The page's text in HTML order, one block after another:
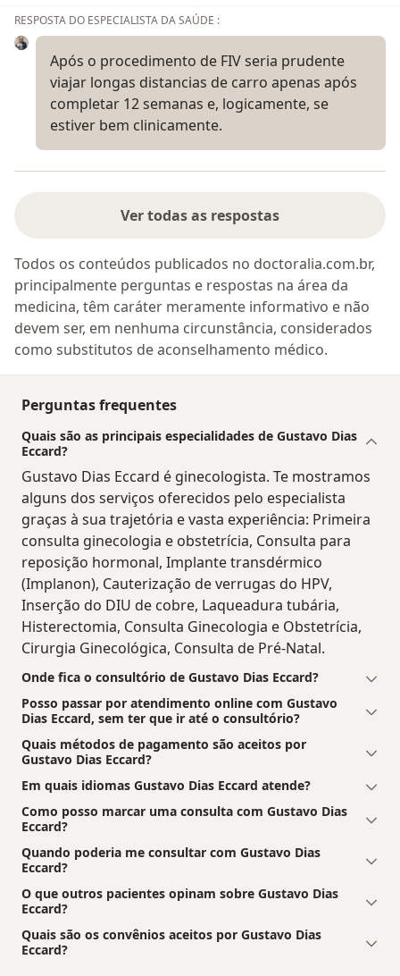
RESPOSTA DO ESPECIALISTA DA SAÚDE :
Após o procedimento de FIV seria prudente
viajar longas distancias de carro apenas após
completar 12 semanas e, logicamente, se
estiver bem clinicamente.
Ver todas as respostas
Todos os conteúdos publicados no doctoralia.com.br,
principalmente perguntas e respostas na área da
medicina, têm caráter meramente informativo e não
devem ser, em nenhuma circunstância, considerados
como substitutos de aconselhamento médico.
Perguntas frequentes
Quais são as principais especialidades de Gustavo Dias
Eccard?
Gustavo Dias Eccard é ginecologista. Te mostramos
alguns dos serviços oferecidos pelo especialista
graças à sua trajetória e vasta experiência: Primeira
consulta ginecologia e obstetrícia, Consulta para
reposição hormonal, Implante transdérmico
(Implanon), Cauterização de verrugas do HPV,
Inserção do DIU de cobre, Laqueadura tubária,
Histerectomia, Consulta Ginecologia e Obstetrícia,
Cirurgia Ginecológica, Consulta de Pré-Natal.
Onde fica o consultório de Gustavo Dias Eccard?
Posso passar por atendimento online com Gustavo
Dias Eccard, sem ter que ir até o consultório?
Quais métodos de pagamento são aceitos por
Gustavo Dias Eccard?
Em quais idiomas Gustavo Dias Eccard atende?
Como posso marcar uma consulta com Gustavo Dias
Eccard?
Quando poderia me consultar com Gustavo Dias
Eccard?
O que outros pacientes opinam sobre Gustavo Dias
Eccard?
Quais são os convênios aceitos por Gustavo Dias
Eccard?